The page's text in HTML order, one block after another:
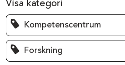
Visa kategori
Kompetenscentrum
Forskning